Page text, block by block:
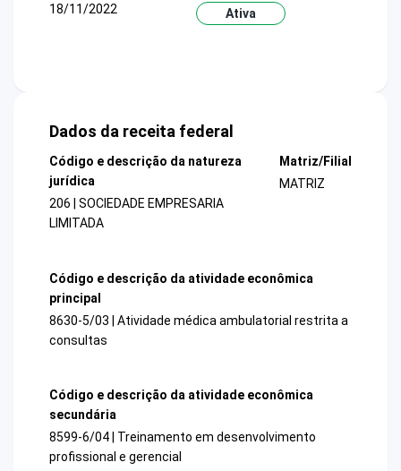
18/11/2022
Ativa
Dados da receita federal
Código e descrição da natureza
jurídica
206 | SOCIEDADE EMPRESARIA
LIMITADA
Matriz/Filial
MATRIZ
Código e descrição da atividade econômica
principal
8630-5/03 | Atividade médica ambulatorial restrita a
consultas
Código e descrição da atividade econômica
secundária
8599-6/04 | Treinamento em desenvolvimento
profissional e gerencial